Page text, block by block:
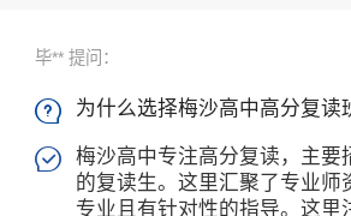
毕** 提问：
 为什么选择梅沙高中高分复读

梅沙高中专注高分复读，主要
的复读生。这里汇聚了专业师
专业且有针对性的指导。这里